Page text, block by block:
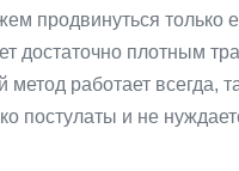
продвинуться только
достаточно плотным
работает всегда,
постулаты и не